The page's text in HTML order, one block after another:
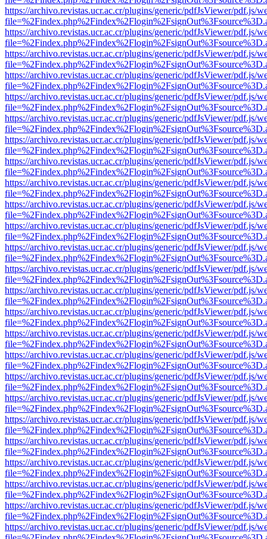
https://archivo.revistas.ucr.ac.cr/plugins/generic/pdfJsViewer/pdf.js/
https://archivo.revistas.ucr.ac.cr/plugins/generic/pdfJsViewer/pdf.js/
https://archivo.revistas.ucr.ac.cr/plugins/generic/pdfJsViewer/pdf.js/
https://archivo.revistas.ucr.ac.cr/plugins/generic/pdfJsViewer/pdf.js/
https://archivo.revistas.ucr.ac.cr/plugins/generic/pdfJsViewer/pdf.js/
https://archivo.revistas.ucr.ac.cr/plugins/generic/pdfJsViewer/pdf.js/
https://archivo.revistas.ucr.ac.cr/plugins/generic/pdfJsViewer/pdf.js/
https://archivo.revistas.ucr.ac.cr/plugins/generic/pdfJsViewer/pdf.js/
https://archivo.revistas.ucr.ac.cr/plugins/generic/pdfJsViewer/pdf.js/
https://archivo.revistas.ucr.ac.cr/plugins/generic/pdfJsViewer/pdf.js/
https://archivo.revistas.ucr.ac.cr/plugins/generic/pdfJsViewer/pdf.js/
https://archivo.revistas.ucr.ac.cr/plugins/generic/pdfJsViewer/pdf.js/
https://archivo.revistas.ucr.ac.cr/plugins/generic/pdfJsViewer/pdf.js/
https://archivo.revistas.ucr.ac.cr/plugins/generic/pdfJsViewer/pdf.js/
https://archivo.revistas.ucr.ac.cr/plugins/generic/pdfJsViewer/pdf.js/
https://archivo.revistas.ucr.ac.cr/plugins/generic/pdfJsViewer/pdf.js/
https://archivo.revistas.ucr.ac.cr/plugins/generic/pdfJsViewer/pdf.js/
https://archivo.revistas.ucr.ac.cr/plugins/generic/pdfJsViewer/pdf.js/
https://archivo.revistas.ucr.ac.cr/plugins/generic/pdfJsViewer/pdf.js/
https://archivo.revistas.ucr.ac.cr/plugins/generic/pdfJsViewer/pdf.js/
https://archivo.revistas.ucr.ac.cr/plugins/generic/pdfJsViewer/pdf.js/
https://archivo.revistas.ucr.ac.cr/plugins/generic/pdfJsViewer/pdf.js/
https://archivo.revistas.ucr.ac.cr/plugins/generic/pdfJsViewer/pdf.js/
https://archivo.revistas.ucr.ac.cr/plugins/generic/pdfJsViewer/pdf.js/
https://archivo.revistas.ucr.ac.cr/plugins/generic/pdfJsViewer/pdf.js/